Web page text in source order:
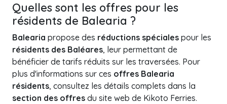
Quelles sont les offres pour les
résidents de Balearia ?
Balearia propose des réductions spéciales pour les
résidents des Baléares, leur permettant de
bénéficier de tarifs réduits sur les traversées. Pour
plus d'informations sur ces offres Balearia
résidents, consultez les détails complets dans la
section des offres du site web de Kikoto Ferries.